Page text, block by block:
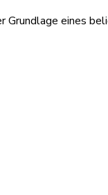
Grundlage eines